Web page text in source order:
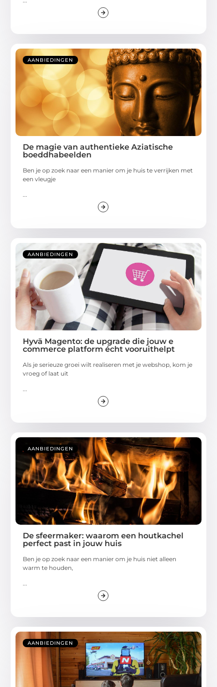
AANBIEDINGEN
De magie van authentieke Aziatische
boeddhabeelden
Ben je op zoek naar een manier om je huis te verrijken met
een vleugje
...
AANBIEDINGEN
Hyvä Magento: de upgrade die jouw e
commerce platform écht vooruithelpt
Als je serieuze groei wilt realiseren met je webshop, kom je
vroeg of laat uit
...
AANBIEDINGEN
De sfeermaker: waarom een houtkachel
perfect past in jouw huis
Ben je op zoek naar een manier om je huis niet alleen
warm te houden,
...
AANBIEDINGEN